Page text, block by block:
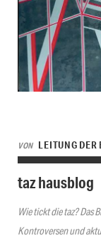
VON LEITUNG DER
taz hausblog
Wie tickt die taz? Das
Kontroversen und